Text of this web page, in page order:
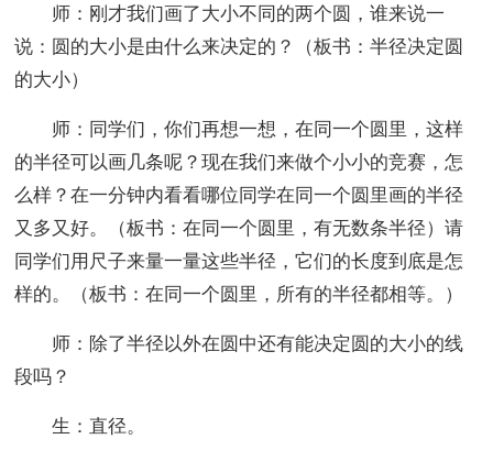
师：刚才我们画了大小不同的两个圆，谁来说一
说：圆的大小是由什么来决定的？（板书：半径决定圆
的大小）
师：同学们，你们再想一想，在同一个圆里，这样
的半径可以画几条呢？现在我们来做个小小的竞赛，怎
么样？在一分钟内看看哪位同学在同一个圆里画的半径
又多又好。（板书：在同一个圆里，有无数条半径）请
同学们用尺子来量一量这些半径，它们的长度到底是怎
样的。（板书：在同一个圆里，所有的半径都相等。）
师：除了半径以外在圆中还有能决定圆的大小的线
段吗？
生：直径。